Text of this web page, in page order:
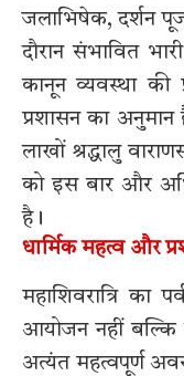
जलाभिषेक, दर्शन
दौरान संभावित
कानून व्यवस्था की
प्रशासन का अनुमान
लाखों श्रद्धालु
को इस बार और
है।
धार्मिक महत्व और
महाशिवरात्रि
आयोजन नहीं बल्कि
अत्यंत महत्वपूर्ण